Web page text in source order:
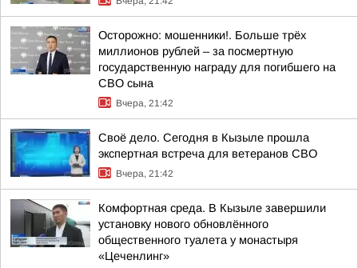
Осторожно: мошенники!. Больше трёх
миллионов рублей – за посмертную
государственную награду для погибшего на
СВО сына
Вчера, 21:42
Своё дело. Сегодня в Кызыле прошла
экспертная встреча для ветеранов СВО
Вчера, 21:42
Комфортная среда. В Кызыле завершили
установку нового обновлённого
общественного туалета у монастыря
«Цеченлинг»